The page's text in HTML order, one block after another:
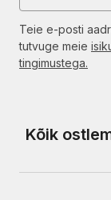
Teie e-posti
tutvuge meie
tingimustega.
Kõik